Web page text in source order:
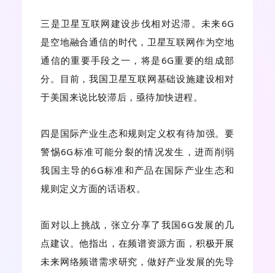
三是卫星互联网建设步伐相对迟滞。未来6G
是空地融合通信的时代，卫星互联网作为空地
通信的重要手段之一，将是6G重要的组成部
分。目前，我国卫星互联网基础设施建设相对
于美国来说比较滞后，亟待加快进程。
四是国际产业生态和规则定义权有待加强。要
警惕6G标准可能分裂的情况发生，进而削弱
我国主导的6G标准和产品在国际产业生态和
规则定义方面的话语权。
面对以上挑战，张立分享了我国6G发展的几
点建议。他指出，在频谱资源方面，积极开展
未来网络频谱需求研究，做好产业发展的先导